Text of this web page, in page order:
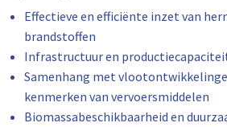
Effectieve en efficiënte inzet van
brandstoffen
Infrastructuur en
Samenhang met
kenmerken van vervoersmiddelen
Biomassabeschikbaarheid en